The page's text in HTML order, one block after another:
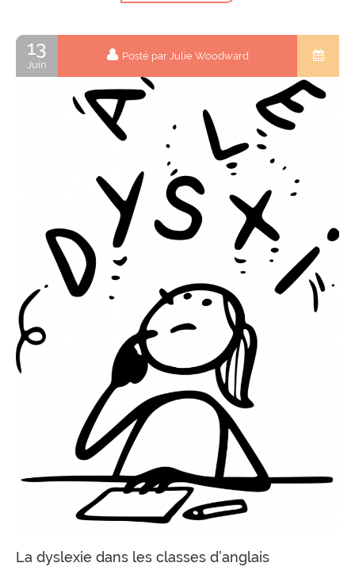
13
Juin
Posté par Julie Woodward
La dyslexie dans les classes d’anglais